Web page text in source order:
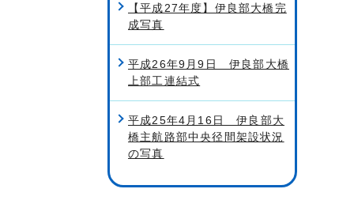
【平成27年度】伊良部大橋完
成写真
平成26年9月9日 伊良部大橋
上部工連結式
平成25年4月16日 伊良部大
橋主航路部中央径間架設状況
の写真